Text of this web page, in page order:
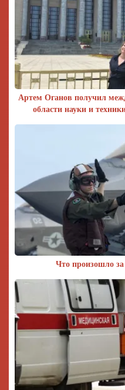
Артем Оганов получил
области науки и
Что произошло